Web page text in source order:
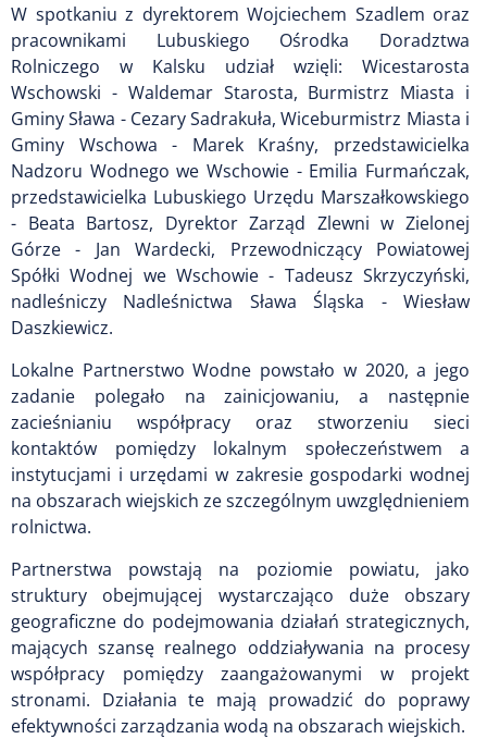
W spotkaniu z dyrektorem Wojciechem Szadlem oraz
pracownikami Lubuskiego Ośrodka Doradztwa
Rolniczego w Kalsku udział wzięli: Wicestarosta
Wschowski - Waldemar Starosta, Burmistrz Miasta i
Gminy Sława - Cezary Sadrakuła, Wiceburmistrz Miasta i
Gminy Wschowa - Marek Kraśny, przedstawicielka
Nadzoru Wodnego we Wschowie - Emilia Furmańczak,
przedstawicielka Lubuskiego Urzędu Marszałkowskiego
- Beata Bartosz, Dyrektor Zarząd Zlewni w Zielonej
Górze - Jan Wardecki, Przewodniczący Powiatowej
Spółki Wodnej we Wschowie - Tadeusz Skrzyczyński,
nadleśniczy Nadleśnictwa Sława Śląska - Wiesław
Daszkiewicz.
Lokalne Partnerstwo Wodne powstało w 2020, a jego
zadanie polegało na zainicjowaniu, a następnie
zacieśnianiu współpracy oraz stworzeniu sieci
kontaktów pomiędzy lokalnym społeczeństwem a
instytucjami i urzędami w zakresie gospodarki wodnej
na obszarach wiejskich ze szczególnym uwzględnieniem
rolnictwa.
Partnerstwa powstają na poziomie powiatu, jako
struktury obejmującej wystarczająco duże obszary
geograficzne do podejmowania działań strategicznych,
mających szansę realnego oddziaływania na procesy
współpracy pomiędzy zaangażowanymi w projekt
stronami. Działania te mają prowadzić do poprawy
efektywności zarządzania wodą na obszarach wiejskich.